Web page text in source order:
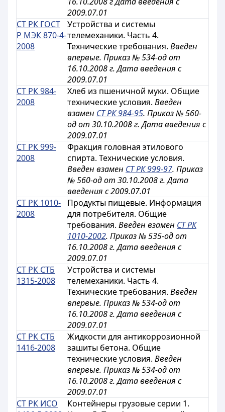
2009.07.01
СТ РК ГОСТ
Р МЭК 870-4-
2008
Устройства и системы
телемеханики. Часть 4.
Технические требования. Введен
впервые. Приказ № 534-од от
16.10.2008 г. Дата введения с
2009.07.01
СТ РК 984-
2008
Хлеб из пшеничной муки. Общие
технические условия. Введен
взамен СТ РК 984-95. Приказ № 560-
од от 30.10.2008 г. Дата введения с
2009.07.01
СТ РК 999-
2008
Фракция головная этилового
спирта. Технические условия.
Введен взамен СТ РК 999-97. Приказ
№ 560-од от 30.10.2008 г. Дата
введения с 2009.07.01
СТ РК 1010-
2008
Продукты пищевые. Информация
для потребителя. Общие
требования. Введен взамен СТ РК
1010-2002. Приказ № 535-од от
16.10.2008 г. Дата введения с
2009.07.01
СТ РК СТБ
1315-2008
Устройства и системы
телемеханики. Часть 4.
Технические требования. Введен
впервые. Приказ № 534-од от
16.10.2008 г. Дата введения с
2009.07.01
СТ РК СТБ
1416-2008
Жидкости для антикоррозионной
зашиты бетона. Общие
технические условия. Введен
впервые. Приказ № 534-од от
16.10.2008 г. Дата введения с
2009.07.01
СТ РК ИСО
Контейнеры грузовые серии 1.